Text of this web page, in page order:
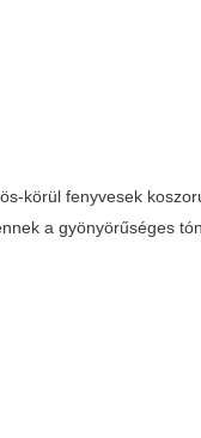
körül fenyvesek
a gyönyörűséges